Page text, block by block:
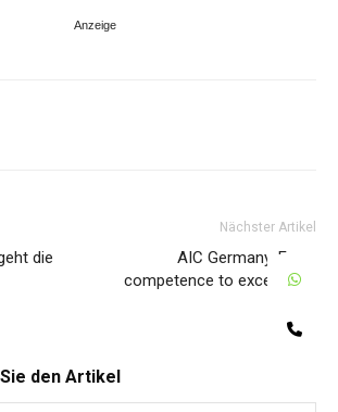
die
Nächster Artikel
AIC Germany. From
competence to excellence.
den Artikel